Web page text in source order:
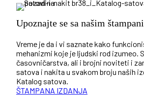
Upoznajte se sa našim
Vreme je da i vi saznate kako
mehanizmi koje je ljudski rod izumeo.
časovničarstva, ali i brojni noviteti i
satova i nakita u svakom broju naših
Katalog satova.
ŠTAMPANA IZDANJA